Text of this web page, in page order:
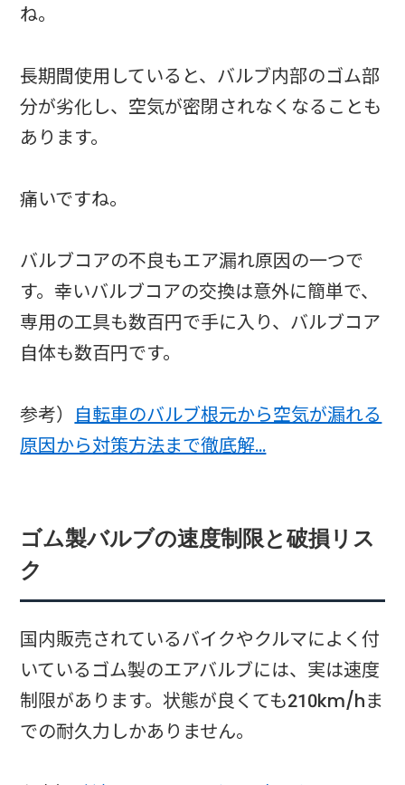
ね。
長期間使用していると、バルブ内部のゴム部
分が劣化し、空気が密閉されなくなることも
あります。
痛いですね。
バルブコアの不良もエア漏れ原因の一つで
す。幸いバルブコアの交換は意外に簡単で、
専用の工具も数百円で手に入り、バルブコア
自体も数百円です。
参考） 自転車のバルブ根元から空気が漏れる
原因から対策方法まで徹底解…
ゴム製バルブの速度制限と破損リス
ク
国内販売されているバイクやクルマによく付
いているゴム製のエアバルブには、実は速度
制限があります。状態が良くても210km/hま
での耐久力しかありません。